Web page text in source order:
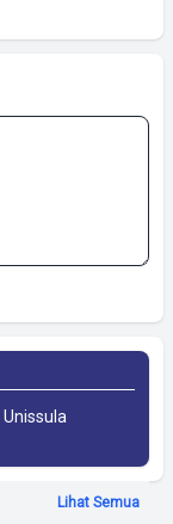
Unissula
Lihat Semua